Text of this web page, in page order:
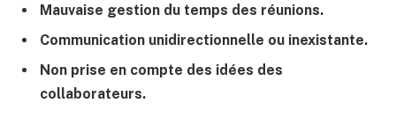
Mauvaise gestion du temps des réunions.
Communication unidirectionnelle ou inexistante.
Non prise en compte des idées des
collaborateurs.